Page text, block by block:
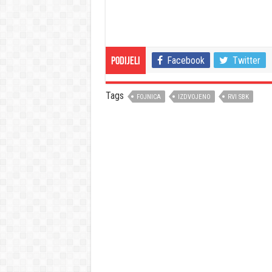
Podijeli Facebook Twitter
Tags FOJNICA IZDVOJENO RVI SBK